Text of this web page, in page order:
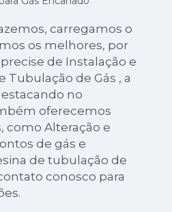
carregamos o
os melhores, por
de Instalação e
Tubulação de Gás , a
no
oferecemos
como Alteração e
de gás e
de tubulação de
conosco para